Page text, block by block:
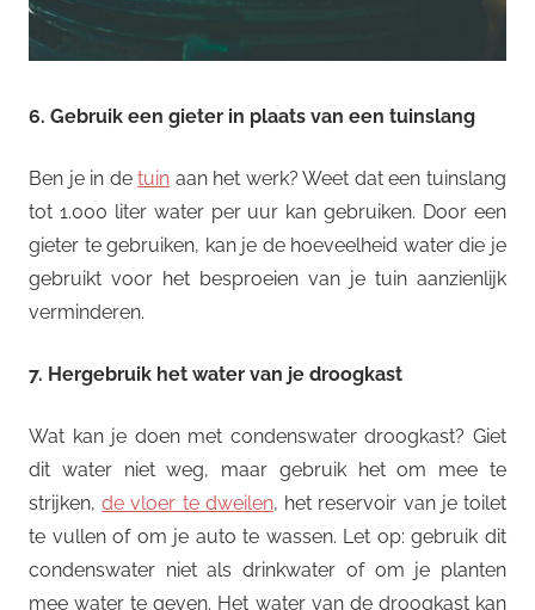
6. Gebruik een gieter in plaats van een tuinslang
Ben je in detuin aan het werk? Weet dat een tuinslang
tot 1.000 liter water per uur kan gebruiken. Door een
gieter te gebruiken, kan je de hoeveelheid water die je
gebruikt voor het besproeien van je tuin aanzienlijk
verminderen.
7. Hergebruik het water van je droogkast
Wat kan je doen met condenswater droogkast? Giet
dit water niet weg, maar gebruik het om mee te
strijken,de vloer te dweilen, het reservoir van je toilet
te vullen of om je auto te wassen. Let op: gebruik dit
condenswater niet als drinkwater of om je planten
mee water te geven. Het water van de droogkast kan